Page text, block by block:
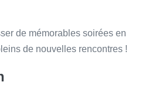
de mémorables soirées en
de nouvelles rencontres !